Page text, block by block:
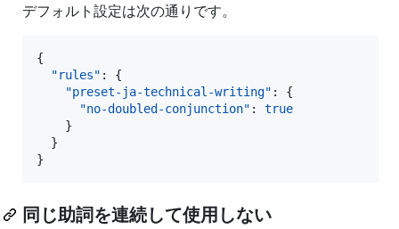
デフォルト設定は次の通りです。
{
"rules" : {
"preset-ja-technical-writing" : {
"no-doubled-conjunction" : true
    }
  }
}
同じ助詞を連続して使用しない